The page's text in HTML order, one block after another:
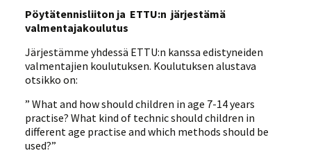
Pöytätennisliiton ja ETTU:n järjestämä
valmentajakoulutus
Järjestämme yhdessä ETTU:n kanssa edistyneiden
valmentajien koulutuksen. Koulutuksen alustava
otsikko on:
” What and how should children in age 7-14 years
practise? What kind of technic should children in
different age practise and which methods should be
used?”